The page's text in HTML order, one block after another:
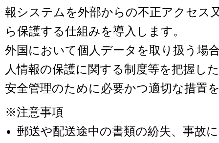
報システムを外部からの不正アクセス
ら保護する仕組みを導入します。
外国において個人データを取り扱う場
人情報の保護に関する制度等を把握し
安全管理のために必要かつ適切な措置
※注意事項
郵送や配送途中の書類の紛失、事故